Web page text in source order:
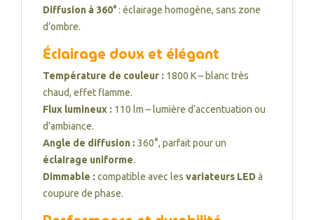
Diffusion à 360°: éclairage homogène, sans zone
d’ombre.
Éclairage doux et élégant
Température de couleur : 1800 K – blanc très
chaud, effet flamme.
Flux lumineux : 110 lm – lumière d’accentuation ou
d’ambiance.
Angle de diffusion : 360°, parfait pour un
éclairage uniforme.
Dimmable : compatible avec les variateurs LED à
coupure de phase.